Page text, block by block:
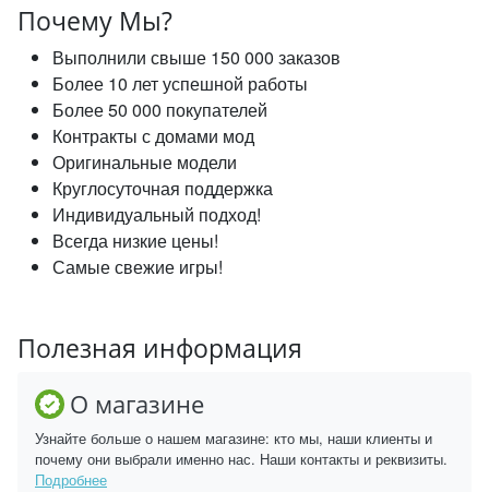
Почему Мы?
Выполнили свыше 150 000 заказов
Более 10 лет успешной работы
Более 50 000 покупателей
Контракты с домами мод
Оригинальные модели
Круглосуточная поддержка
Индивидуальный подход!
Всегда низкие цены!
Самые свежие игры!
Полезная информация
О магазине
Узнайте больше о нашем магазине: кто мы, наши клиенты и
почему они выбрали именно нас. Наши контакты и реквизиты.
Подробнее